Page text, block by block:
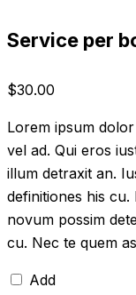
Service per
$30.00
Lorem ipsum
vel ad. Qui eros
illum detraxit an.
definitiones his
novum possim
cu. Nec te quem
Add